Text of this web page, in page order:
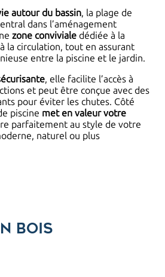
autour du bassin, la plage de
dans l’aménagement
zone conviviale dédiée à la
la circulation, tout en assurant
entre la piscine et le jardin.
, elle facilite l’accès à
et peut être conçue avec des
pour éviter les chutes. Côté
piscine met en valeur votre
parfaitement au style de votre
naturel ou plus
bois